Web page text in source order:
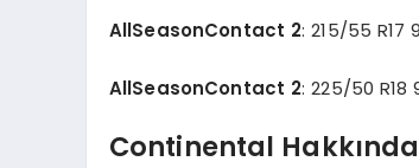
AllSeasonContact 2: 215/55 R17
AllSeasonContact 2: 225/50 R18
Continental Hakkında